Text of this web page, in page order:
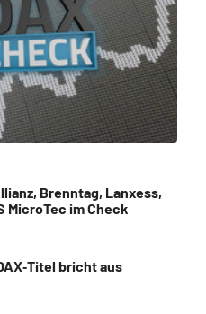
Brenntag, Lanxess,
MicroTec im Check
bricht aus